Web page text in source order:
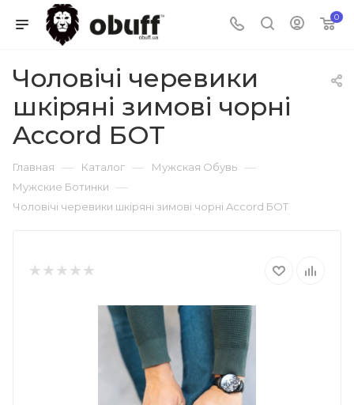
0
Чоловічі черевики
шкіряні зимові чорні
Accord БОТ
Главная — Каталог — Мужская Обувь —
Мужские Ботинки —
Чоловічі черевики шкіряні зимові чорні Accord БОТ